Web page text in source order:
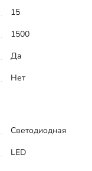
15
1500
Да
Нет
Светодиодная
LED